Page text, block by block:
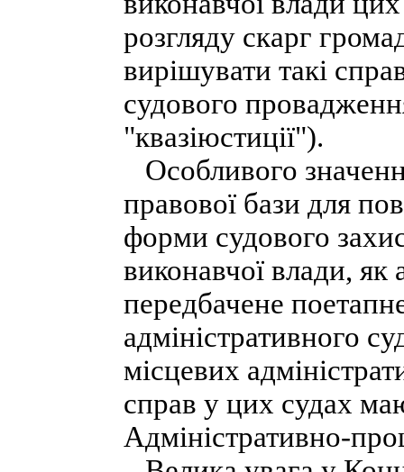
розгляду скарг
вирішувати такі
судового
"квазіюстиції").
Особливого
правової бази для
форми судового
виконавчої влади, як
передбачене
адміністративного
місцевих
справ у цих судах
Адміністративно-